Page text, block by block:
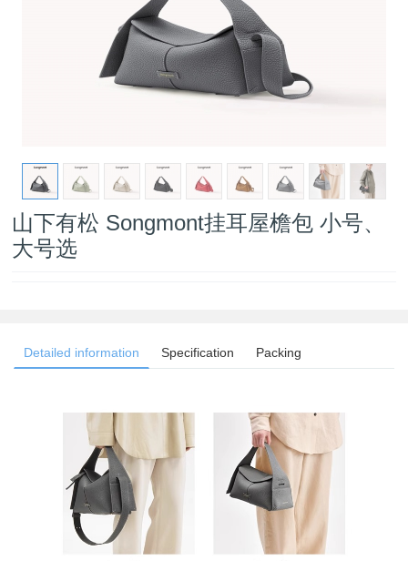
山下有松 Songmont挂耳屋檐包 小号、
大号选
Detailed information Specification Packing